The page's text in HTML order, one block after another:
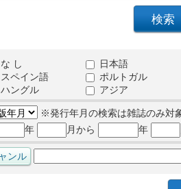
な し
日本語
スペイン語
ポルトガル
ハングル
アジア
※発行年月の検索は雑誌のみ対
年
月から 年